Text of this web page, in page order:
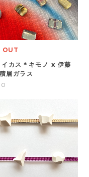
OUT
カス＊キモノ x 伊藤
層ガラス